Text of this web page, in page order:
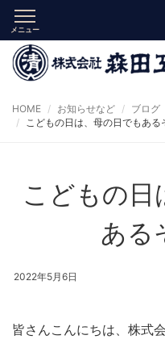
メニュー
HOME お知らせなど
ブログ
こどもの日は、母の日でもある
こどもの日
ある
2022年5月6日
皆さんこんにちは、株式